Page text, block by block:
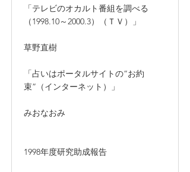
「テレビのオカルト番組を調べる
（1998.10～2000.3）（ＴＶ）」
草野直樹
「占いはポータルサイトの“お約
束”（インターネット）」
みおなおみ
1998年度研究助成報告